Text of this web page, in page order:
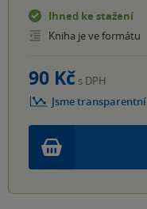
Ihned ke stažení
Kniha je ve formátu
90 Kč s DPH
Jsme transparentní